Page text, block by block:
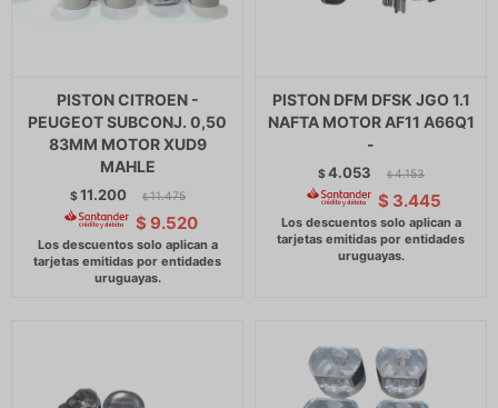
PISTON CITROEN -
PEUGEOT SUBCONJ. 0,50
83MM MOTOR XUD9
MAHLE
$11.200 $ 11.475
$ 9.520
PISTON DFM DFSK JGO 1.1
NAFTA MOTOR AF11 A66Q1
-
$4.053 $ 4.153
$ 3.445